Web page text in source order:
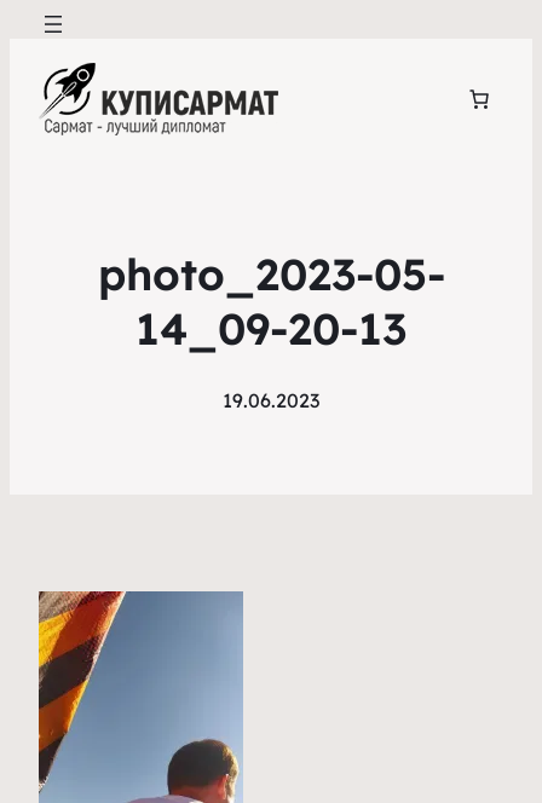
photo_2023-05-
14_09-20-13
19.06.2023